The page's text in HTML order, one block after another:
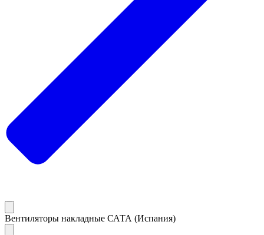
Вентиляторы накладные САТА (Испания)